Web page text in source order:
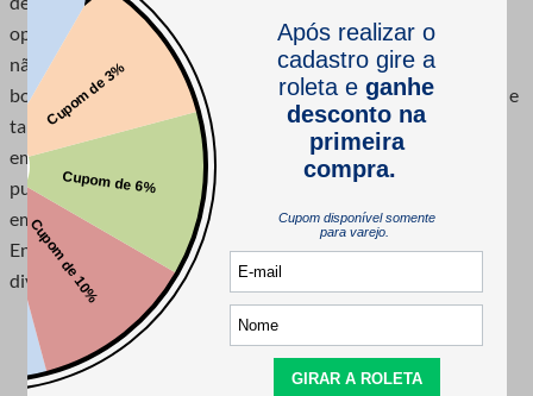
opção para crianças, pois são feitos de um material seguro e
não tóxico. Aqui estão algumas dicas para usar entremeios de
bola emborrachada: Combine entremeios de diferentes cores e
tamanhos para criar um look único. Use entremeios de bola
emborrachada para adicionar um toque divertido a uma
pulseira ou colar simples. Use entremeios de bola
emborrachada para criar um tema ou motivo para suas joias.
Entremeios de bola emborrachada são uma maneira fácil e
divertida de adicionar um toque pessoal às suas joias.